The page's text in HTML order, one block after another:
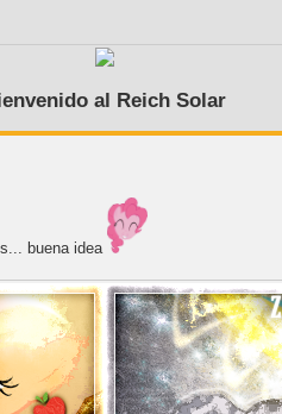
al Reich Solar
buena idea